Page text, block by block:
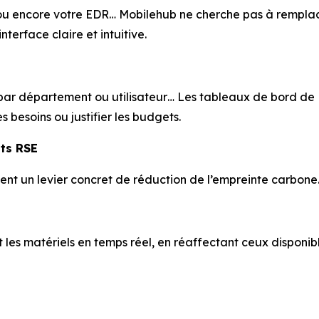
votre EDR… Mobilehub ne cherche pas à
claire et intuitive.
département ou utilisateur… Les tableaux de bord de
besoins ou justifier les budgets.
RSE
un levier concret de réduction de l’empreinte carbone.
les matériels en temps réel, en réaffectant ceux